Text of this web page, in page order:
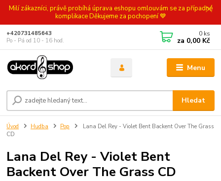
Milí zákazníci, právě probíhá úprava eshopu omlouvám se za případné
komplikace Děkujeme za pochopení 💙
Menu
Hledat
+420731485643
Po - Pá od 10 - 16 hod.
0 ks
za 0,00 Kč
Úvod Hudba Pop
Lana Del Rey - Violet Bent Backent Over The Grass
CD
Lana Del Rey - Violet Bent
Backent Over The Grass CD